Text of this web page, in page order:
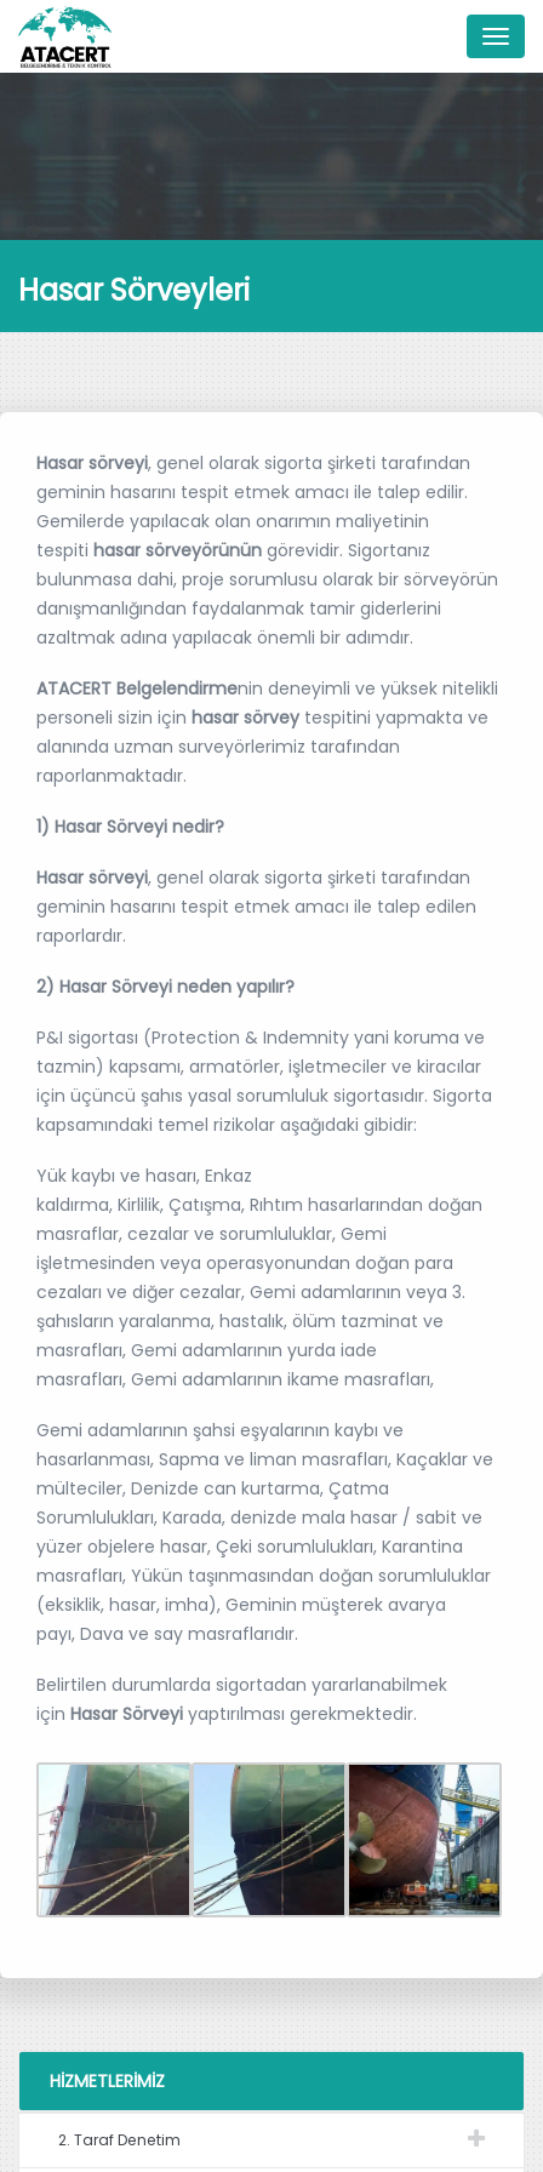
Menu
Hasar Sörveyleri
Hasar sörveyi, genel olarak sigorta şirketi tarafından
geminin hasarını tespit etmek amacı ile talep edilir.
Gemilerde yapılacak olan onarımın maliyetinin
tespiti hasar sörveyörünün görevidir. Sigortanız
bulunmasa dahi, proje sorumlusu olarak bir sörveyörün
danışmanlığından faydalanmak tamir giderlerini
azaltmak adına yapılacak önemli bir adımdır.
ATACERT Belgelendirmenin deneyimli ve yüksek nitelikli
personeli sizin için hasar sörvey tespitini yapmakta ve
alanında uzman surveyörlerimiz tarafından
raporlanmaktadır.
1) Hasar Sörveyi nedir?
Hasar sörveyi, genel olarak sigorta şirketi tarafından
geminin hasarını tespit etmek amacı ile talep edilen
raporlardır.
2) Hasar Sörveyi neden yapılır?
P&I sigortası (Protection & Indemnity yani koruma ve
tazmin) kapsamı, armatörler, işletmeciler ve kiracılar
için üçüncü şahıs yasal sorumluluk sigortasıdır. Sigorta
kapsamındaki temel rizikolar aşağıdaki gibidir:
Yük kaybı ve hasarı, Enkaz
kaldırma, Kirlilik, Çatışma, Rıhtım hasarlarından doğan
masraflar, cezalar ve sorumluluklar, Gemi
işletmesinden veya operasyonundan doğan para
cezaları ve diğer cezalar, Gemi adamlarının veya 3.
şahısların yaralanma, hastalık, ölüm tazminat ve
masrafları, Gemi adamlarının yurda iade
masrafları, Gemi adamlarının ikame masrafları,
Gemi adamlarının şahsi eşyalarının kaybı ve
hasarlanması, Sapma ve liman masrafları, Kaçaklar ve
mülteciler, Denizde can kurtarma, Çatma
Sorumlulukları, Karada, denizde mala hasar / sabit ve
yüzer objelere hasar, Çeki sorumlulukları, Karantina
masrafları, Yükün taşınmasından doğan sorumluluklar
(eksiklik, hasar, imha), Geminin müşterek avarya
payı, Dava ve say masraflarıdır.
Belirtilen durumlarda sigortadan yararlanabilmek
için Hasar Sörveyi yaptırılması gerekmektedir.
HIZMETLERIMIZ
2. Taraf Denetim